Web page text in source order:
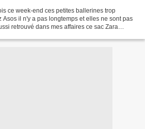
ce week-end ces petites ballerines trop
il n'y a pas longtemps et elles ne sont pas
retrouvé dans mes affaires ce sac Zara